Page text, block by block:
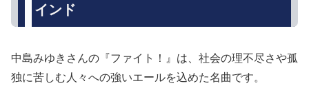
インド
中島みゆきさんの『ファイト！』は、社会の理不尽さや孤
独に苦しむ人々への強いエールを込めた名曲です。